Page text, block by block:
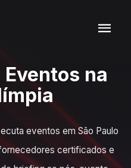
na
eventos em São Paulo
certificados e